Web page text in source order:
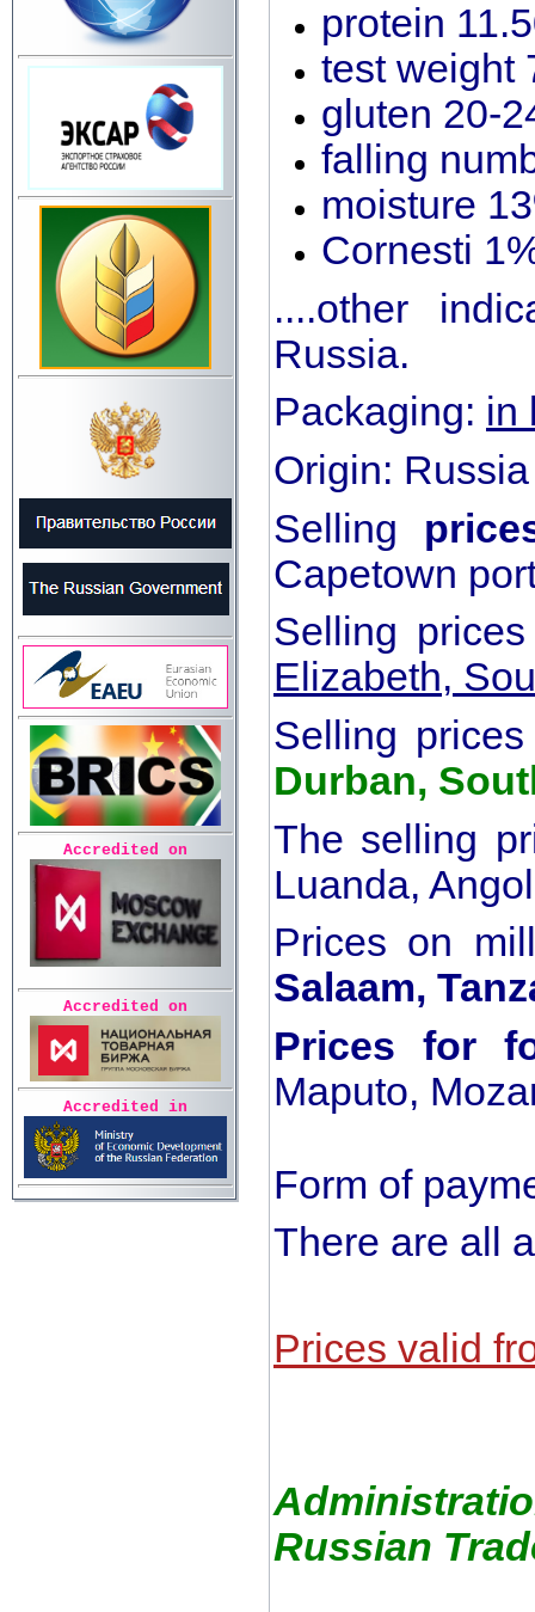
Accredited on
Accredited on
Accredited in
protein
test weight
gluten 20-
falling
moisture
Cornesti
....other
Russia.
Packaging: in
Origin: Russia
Selling
Capetown
Selling
Elizabeth,
Selling
Durban,
The selling
Luanda,
Prices on
Salaam,
Prices for
Maputo,
Form of
There are all
Prices valid
Russian